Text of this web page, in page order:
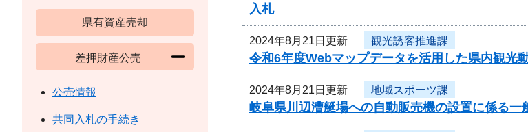
入札
2024年8月21日更新 観光誘客推進課
令和6年度Webマップデータを活用した県内観光
2024年8月21日更新 地域スポーツ課
岐阜県川辺漕艇場への自動販売機の設置に係る一
県有資産売却
差押財産公売
公売情報
共同入札の手続き